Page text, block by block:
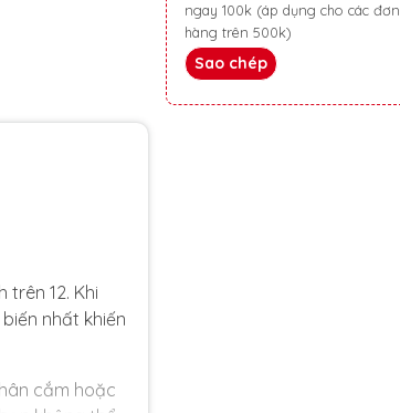
ngay 100k (áp dụng cho các đơn
hàng trên 500k)
Sao chép
12. Khi
nhất khiến
cắm hoặc